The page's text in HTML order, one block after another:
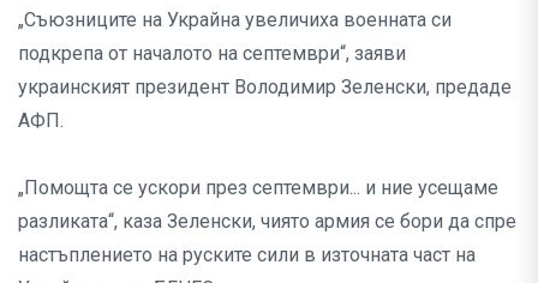
„Съюзниците на Украйна увеличиха военната си
подкрепа от началото на септември“, заяви
украинският президент Володимир Зеленски, предаде
АФП.
„Помощта се ускори през септември... и ние усещаме
разликата“, каза Зеленски, чиято армия се бори да спре
настъплението на руските сили в източната част на